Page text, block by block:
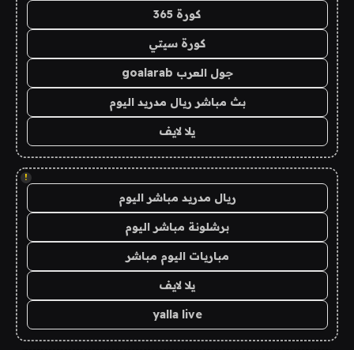
كورة 365
كورة سيتي
جول العرب goalarab
بث مباشر ريال مدريد اليوم
يلا لايف
!
ريال مدريد مباشر اليوم
برشلونة مباشر اليوم
مباريات اليوم مباشر
يلا لايف
yalla live